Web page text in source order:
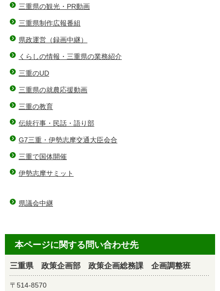
三重県の観光・PR動画
三重県制作広報番組
県政運営（録画中継）
くらしの情報・三重県の業務紹介
三重のUD
三重県の就農応援動画
三重の教育
伝統行事・民話・語り部
G7三重・伊勢志摩交通大臣会合
三重で国体開催
伊勢志摩サミット
県議会中継
本ページに関する問い合わせ先
三重県 政策企画部 政策企画総務課 企画調整班
〒514-8570